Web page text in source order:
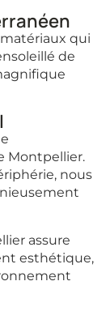
qui
de
Montpellier.
nous
assure
esthétique,